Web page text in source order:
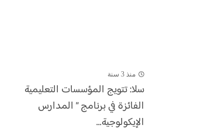
منذ 3 سنة
سلا: تتويج المؤسسات التعليمية
الفائزة في برنامج ” المدارس
الإيكولوجية...